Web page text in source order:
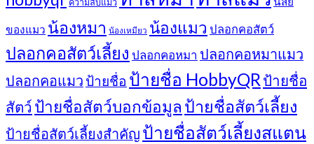
ความลับแมว
ของแมว น้องหมา น้องเหมียว น้องแมว ปลอกคอสัตว์
ปลอกคอสัตว์เลี้ยง ปลอกคอหมา ปลอกคอหมาแมว
ปลอกคอแมว ป้ายชื่อ ป้ายชื่อ HobbyQR ป้ายชื่อ
สัตว์ ป้ายชื่อสัตว์บอกข้อมูล ป้ายชื่อสัตว์เลี้ยง
ป้ายชื่อสัตว์เลี้ยงสำคัญ ป้ายชื่อสัตว์เลี้ยงสแตน